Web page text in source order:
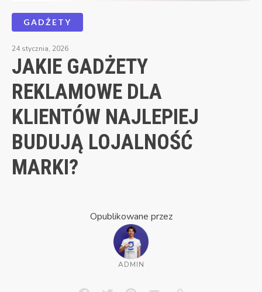
GADŻETY
24 stycznia, 2026
JAKIE GADŻETY
REKLAMOWE DLA
KLIENTÓW NAJLEPIEJ
BUDUJĄ LOJALNOŚĆ
MARKI?
Opublikowane przez
ADMIN